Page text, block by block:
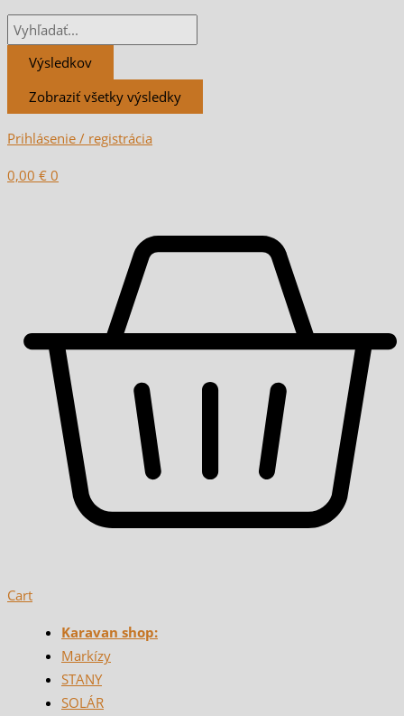
Výsledkov
Zobraziť všetky výsledky
Prihlásenie / registrácia
0,00 € 0
Cart
Karavan shop:
Markízy
STANY
SOLÁR